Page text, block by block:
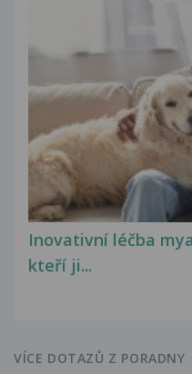
Inovativní léčba
kteří ji...
VÍCE DOTAZŮ Z PORADNY